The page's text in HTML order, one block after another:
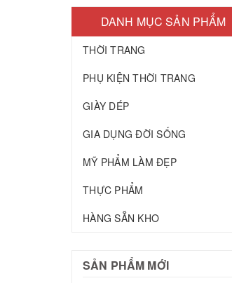
DANH MỤC SẢN PHẨM
THỜI TRANG
PHỤ KIỆN THỜI TRANG
GIÀY DÉP
GIA DỤNG ĐỜI SỐNG
MỸ PHẨM LÀM ĐẸP
THỰC PHẨM
HÀNG SẴN KHO
SẢN PHẨM MỚI